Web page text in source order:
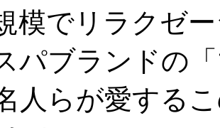
模でリラクゼ
パブランドの
人らが愛する